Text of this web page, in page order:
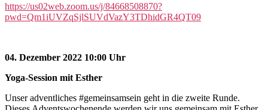
https://us02web.zoom.us/j/84668508870?
pwd=Qm1iUVZqSjlSUVdVazY3TDhidGR4QT09
04. Dezember 2022 10:00 Uhr
Yoga-Session mit Esther
Unser adventliches #gemeinsamsein geht in die zweite Runde.